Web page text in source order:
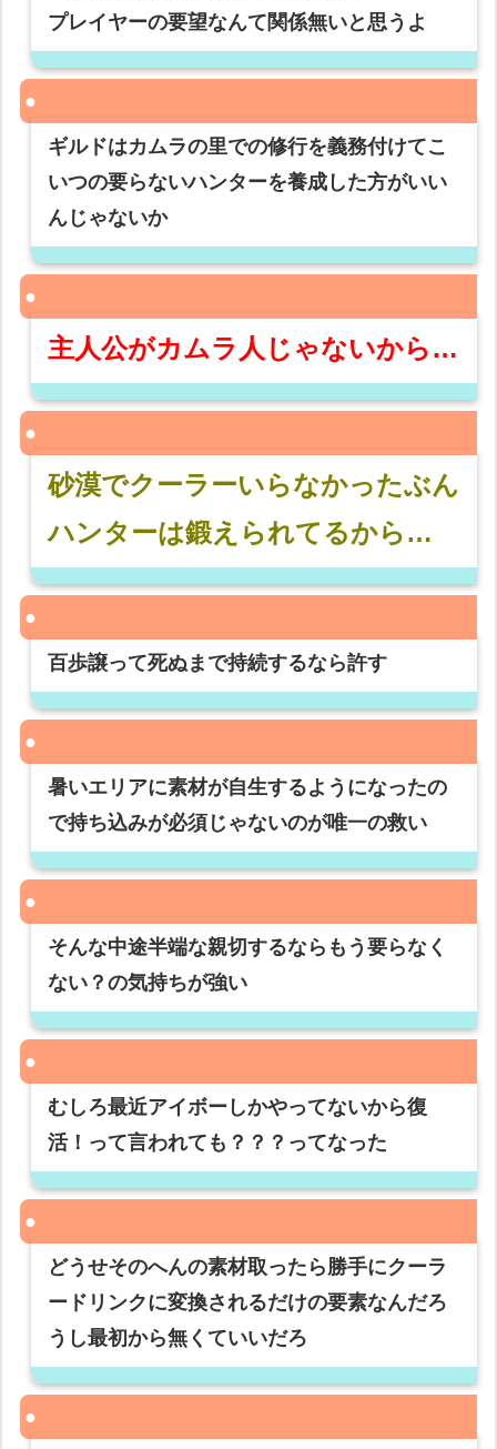
プレイヤーの要望なんて関係無いと思うよ
ギルドはカムラの里での修行を義務付けてこ
いつの要らないハンターを養成した方がいい
んじゃないか
主人公がカムラ人じゃないから…
砂漠でクーラーいらなかったぶん
ハンターは鍛えられてるから…
百歩譲って死ぬまで持続するなら許す
暑いエリアに素材が自生するようになったの
で持ち込みが必須じゃないのが唯一の救い
そんな中途半端な親切するならもう要らなく
ない？の気持ちが強い
むしろ最近アイボーしかやってないから復
活！って言われても？？？ってなった
どうせそのへんの素材取ったら勝手にクーラ
ードリンクに変換されるだけの要素なんだろ
うし最初から無くていいだろ